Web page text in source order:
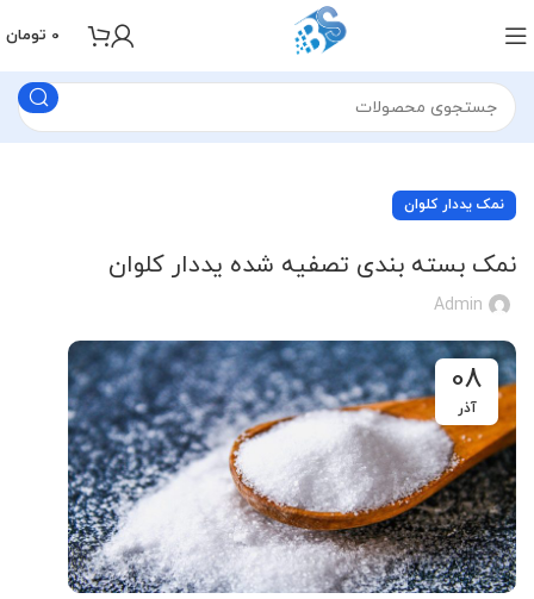
0 تومان
نمک یددار کلوان
نمک بسته بندی تصفیه شده یددار کلوان
Admin
08
آذر